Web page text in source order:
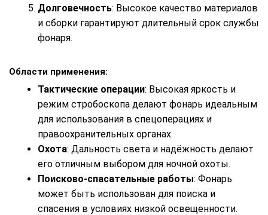
Долговечность: Высокое качество материалов
и сборки гарантируют длительный срок службы
фонаря.
Области применения:
Тактические операции: Высокая яркость и
режим стробоскопа делают фонарь идеальным
для использования в спецоперациях и
правоохранительных органах.
Охота: Дальность света и надёжность делают
его отличным выбором для ночной охоты.
Поисково-спасательные работы: Фонарь
может быть использован для поиска и
спасения в условиях низкой освещенности.